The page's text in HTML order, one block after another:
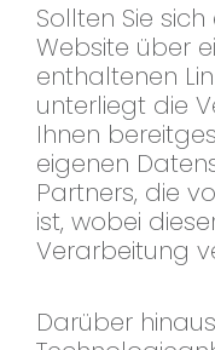
Sollten Sie
Website über
enthaltenen
unterliegt die
Ihnen
eigenen
Partners, die
ist, wobei
Verarbeitung
Darüber